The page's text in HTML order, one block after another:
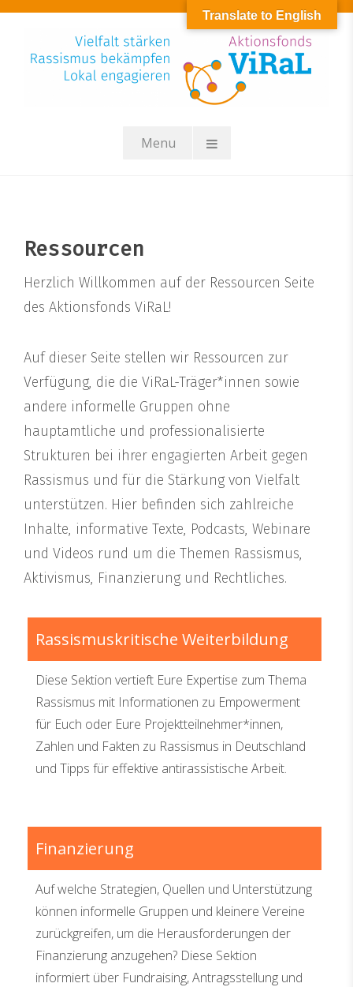
Skip
content
Menu
Ressourcen
Herzlich Willkommen auf der Ressourcen Seite
des Aktionsfonds ViRaL!
Auf dieser Seite stellen wir Ressourcen zur
Verfügung, die die ViRaL-Träger*innen sowie
andere informelle Gruppen ohne
hauptamtliche und professionalisierte
Strukturen bei ihrer engagierten Arbeit gegen
Rassismus und für die Stärkung von Vielfalt
unterstützen. Hier befinden sich zahlreiche
Inhalte, informative Texte, Podcasts, Webinare
und Videos rund um die Themen Rassismus,
Aktivismus, Finanzierung und Rechtliches.
Rassismuskritische Weiterbildung
Diese Sektion vertieft Eure Expertise zum Thema
Rassismus mit Informationen zu Empowerment
für Euch oder Eure Projektteilnehmer*innen,
Zahlen und Fakten zu Rassismus in Deutschland
und Tipps für effektive antirassistische Arbeit.
Finanzierung
Auf welche Strategien, Quellen und Unterstützung
können informelle Gruppen und kleinere Vereine
zurückgreifen, um die Herausforderungen der
Finanzierung anzugehen? Diese Sektion
informiert über Fundraising, Antragsstellung und
Translate to English